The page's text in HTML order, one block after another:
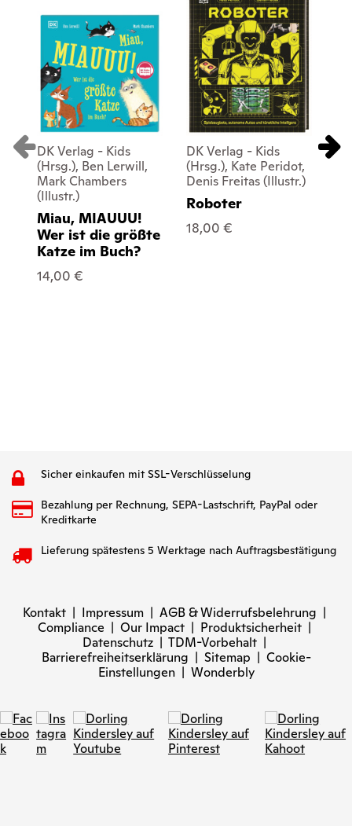
DK Verlag - Kids
(Hrsg.), Ben Lerwill,
Mark Chambers
(Illustr.)
Miau, MIAUUU!
Wer ist die größte
Katze im Buch?
14,00 €
DK Verlag - Kids
(Hrsg.), Kate Peridot,
Denis Freitas (Illustr.)
Roboter
18,00 €
Sicher einkaufen mit SSL-Verschlüsselung
Bezahlung per Rechnung, SEPA-Lastschrift, PayPal oder
Kreditkarte
Lieferung spätestens 5 Werktage nach Auftragsbestätigung
Kontakt | Impressum | AGB & Widerrufsbelehrung |
Compliance | Our Impact | Produktsicherheit |
Datenschutz | TDM-Vorbehalt |
Barrierefreiheitserklärung | Sitemap | Cookie-
Einstellungen| Wonderbly